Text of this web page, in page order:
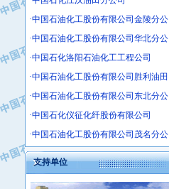
·中国石油天然气管道局穿越公司
·南石力天传动件有限公司
·浙江瑞普环境技术有限公司
·华北石油新大禹环保设备有限公司
·河北翼凌机械制造总厂
·萍乡市庞泰化工填料有限公司
·实华(天津)国际贸易有限公司
·上海宝钢商贸有限公司
·辽河石油勘探局总机械厂
·中国石油化工股份有限公司金陵分公
·中国石油化工股份有限公司华北分公
·中国石化洛阳石油化工工程公司
·中国石油化工股份有限公司胜利油田
·中国石油化工股份有限公司东北分公
·中国石化仪征化纤股份有限公司
·中国石油化工股份有限公司茂名分公
支持单位